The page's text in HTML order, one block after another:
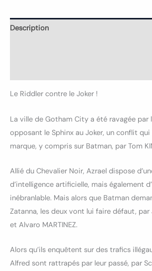
Description
Le Riddler contre le Joker !
La ville de Gotham City a été ravagée par
opposant le Sphinx au Joker, un conflit qui
marque, y compris sur Batman, par Tom
Allié du Chevalier Noir, Azrael dispose
d’intelligence artificielle, mais également
inébranlable. Mais alors que Batman
Zatanna, les deux vont lui faire défaut, par
et Alvaro MARTINEZ.
Alors qu’ils enquêtent sur des trafics
Alfred sont rattrapés par leur passé, par